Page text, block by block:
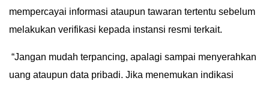
mempercayai informasi ataupun tawaran tertentu sebelum
melakukan verifikasi kepada instansi resmi terkait.
“Jangan mudah terpancing, apalagi sampai menyerahkan
uang ataupun data pribadi. Jika menemukan indikasi